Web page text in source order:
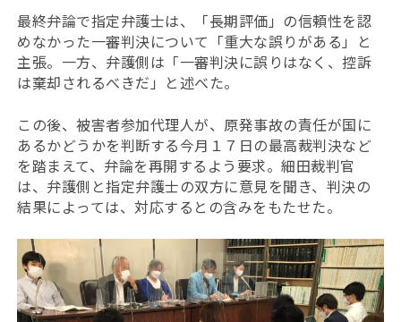
最終弁論で指定弁護士は、「長期評価」の信頼性を認
めなかった一審判決について「重大な誤りがある」と
主張。一方、弁護側は「一審判決に誤りはなく、控訴
は棄却されるべきだ」と述べた。
この後、被害者参加代理人が、原発事故の責任が国に
あるかどうかを判断する今月１７日の最高裁判決など
を踏まえて、弁論を再開するよう要求。細田裁判官
は、弁護側と指定弁護士の双方に意見を聞き、判決の
結果によっては、対応するとの含みをもたせた。